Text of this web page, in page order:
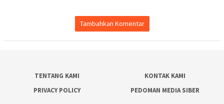
Tambahkan Komentar
TENTANG KAMI
KONTAK KAMI
PRIVACY POLICY
PEDOMAN MEDIA SIBER